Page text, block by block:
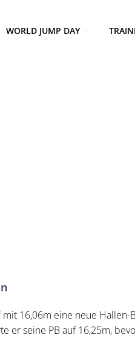
WORLD JUMP DAY
16,06m eine neue Hallen-
er seine PB auf 16,25m,